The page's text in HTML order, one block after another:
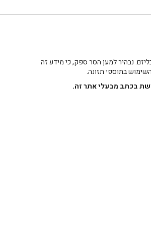
נבהיר למען הסר ספק, כי מידע זה
בתוספי תזונה.
בכתב מבעלי אתר זה.